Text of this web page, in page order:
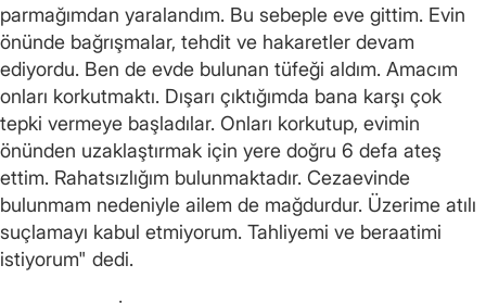
parmağımdan yaralandım. Bu sebeple eve gittim. Evin
önünde bağrışmalar, tehdit ve hakaretler devam
ediyordu. Ben de evde bulunan tüfeği aldım. Amacım
onları korkutmaktı. Dışarı çıktığımda bana karşı çok
tepki vermeye başladılar. Onları korkutup, evimin
önünden uzaklaştırmak için yere doğru 6 defa ateş
ettim. Rahatsızlığım bulunmaktadır. Cezaevinde
bulunmam nedeniyle ailem de mağdurdur. Üzerime atılı
suçlamayı kabul etmiyorum. Tahliyemi ve beraatimi
istiyorum" dedi.